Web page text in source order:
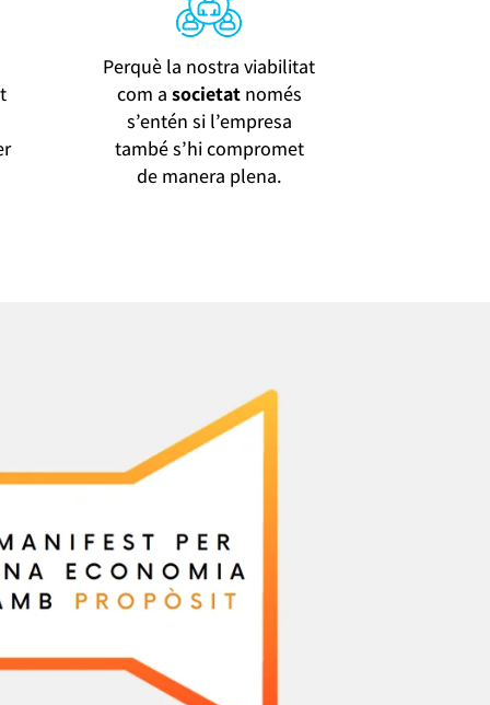
Perquè la nostra viabilitat
com a societatnomés
s’entén si l’empresa
també s’hi compromet
de manera plena.